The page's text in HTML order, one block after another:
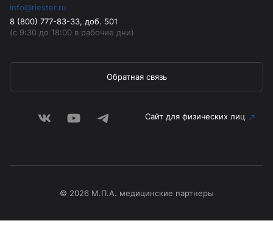
info@riester.ru
8 (800) 777-83-33, доб. 501
(с 9:30 до 18:00 в рабочие дни)
Обратная связь
Сайт для физических лиц
© 2026 М.П.А. медицинские партнеры